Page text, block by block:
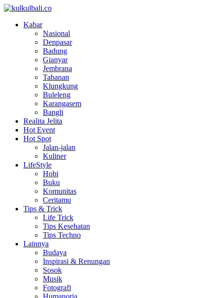
Kabar
Nasional
Denpasar
Badung
Gianyar
Jembrana
Tabanan
Klungkung
Buleleng
Karangasem
Bangli
Realita Jelita
Hot Event
Hot Spot
Jalan-jalan
Kuliner
LifeStyle
Hobi
Buku
Komunitas
Ceritamu
Tips & Trick
Life Trick
Tips Kesehatan
Tips Techno
Lainnya
Budaya
Inspirasi & Renungan
Sosok
Musik
Fotografi
Humanoria